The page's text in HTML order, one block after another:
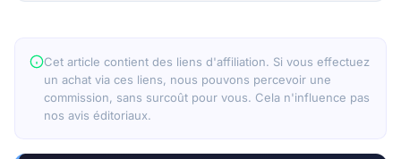
Cet article contient des liens d'affiliation. Si vous effectuez
un achat via ces liens, nous pouvons percevoir une
commission, sans surcoût pour vous. Cela n'influence pas
nos avis éditoriaux.